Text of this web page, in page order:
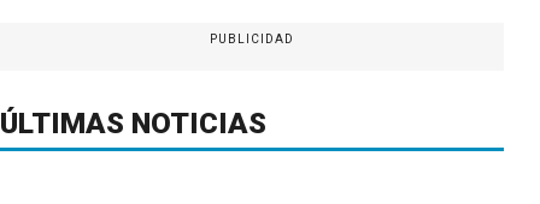
PUBLICIDAD
ÚLTIMAS NOTICIAS